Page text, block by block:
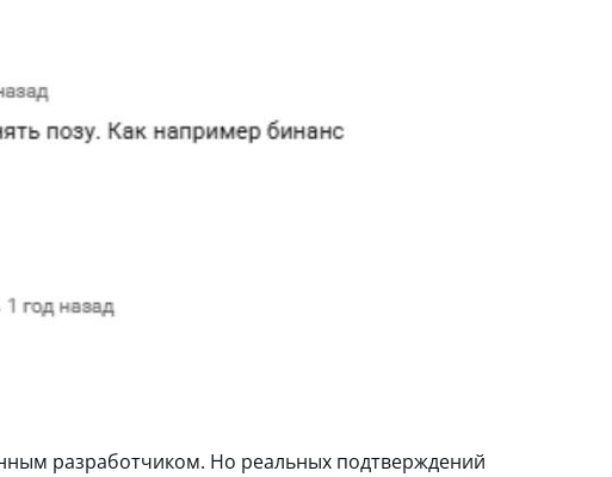
разработчиком. Но реальных подтверждений